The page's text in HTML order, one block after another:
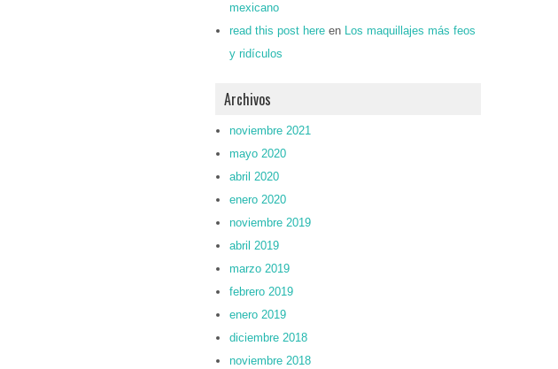
mexicano
read this post here en Los maquillajes más feos
y ridículos
Archivos
noviembre 2021
mayo 2020
abril 2020
enero 2020
noviembre 2019
abril 2019
marzo 2019
febrero 2019
enero 2019
diciembre 2018
noviembre 2018